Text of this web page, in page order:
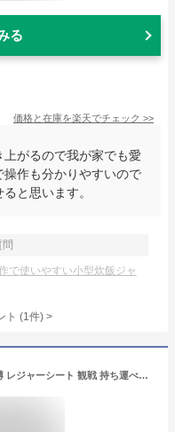
る
価格と在庫を楽天でチェック >>
がるので我が家でも愛
作も分かりやすいので
と思います。
で使いやすい小型炊飯ジャ
ト (1件) >
ゲルクッション 折りたたみ携帯 万博 レジャーシート 観戦 持ち運べる ハニカム構造 高弾性ゲル 衝撃 吸収 座骨 保護 座布団 快適 デスクワーク/行楽/スポーツ観戦/アウトドア/移動車 折りたためる ウレタン ネイビー ブラウン